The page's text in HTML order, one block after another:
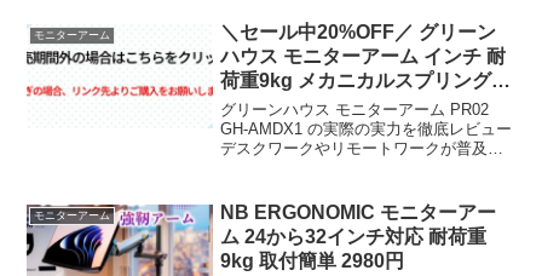
ない」という方、必見です！ この記事で
は、楽天...
モニターアーム
＼セール中20%OFF／ グリーン
ハウス モニターアーム インチ 耐
荷重9kg メカニカルスプリング
上下左右
グリーンハウス モニターアーム PR02
GH-AMDX1 の実際の実力を徹底レビュー
デスクワークやリモートワークが普及す
らこそ、適切なさや角度に調整できるモ
ニターア...
モニターアーム
NB ERGONOMIC モニターアー
ム 24から32インチ対応 耐荷重
9kg 取付簡単 2980円